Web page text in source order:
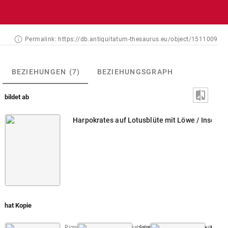
Permalink: https://db.antiquitatum-thesaurus.eu/object/1511009
BEZIEHUNGEN (7) BEZIEHUNGSGRAPH
bildet ab
Harpokrates auf Lotusblüte mit Löwe /
hat Kopie